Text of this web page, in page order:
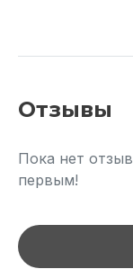
Отзывы
Пока нет
первым!